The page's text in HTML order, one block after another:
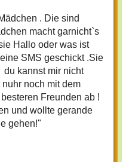
. Die sind
macht garnicht`s
Hallo oder was ist
SMS geschickt .Sie
du kannst mir nicht
noch mit dem
Freunden ab !
und wollte gerande
gehen!"